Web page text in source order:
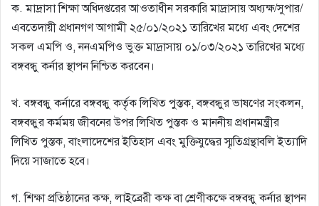
ক. মাদ্রাসা শিক্ষা অধিদপ্তরের আওতাধীন সরকারি মাদ্রাসায় অধ্যক্ষ/সুপার/
এবতেদায়ী প্রধানগণ আগামী ২৫/০১/২০২১ তারিখের মধ্যে এবং দেশের
সকল এমপি ও, ননএমপিও ভুক্ত মাদ্রাসায় ০১/০৩/২০২১ তারিখের মধ্যে
বঙ্গবন্ধু কর্নার স্থাপন নিশ্চিত করবেন।
খ. বঙ্গবন্ধু কর্নারে বঙ্গবন্ধু কর্তৃক লিখিত পুস্তক, বঙ্গবন্ধুর ভাষণের সংকলন,
বঙ্গবন্ধুর কর্মময় জীবনের উপর লিখিত পুস্তক ও মাননীয় প্রধানমন্ত্রীর
লিখিত পুস্তক, বাংলাদেশের ইতিহাস এবং মুক্তিযুদ্ধের স্মৃতিগ্রন্থাবলি ইত্যাদি
দিয়ে সাজাতে হবে।
গ. শিক্ষা প্রতিষ্ঠানের কক্ষ, লাইব্রেরী কক্ষ বা শ্রেণীকক্ষে বঙ্গবন্ধু কর্নার স্থাপন